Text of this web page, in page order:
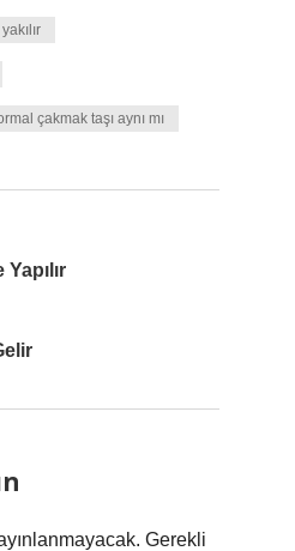
çakmak taşı aynı mı
Gerekli